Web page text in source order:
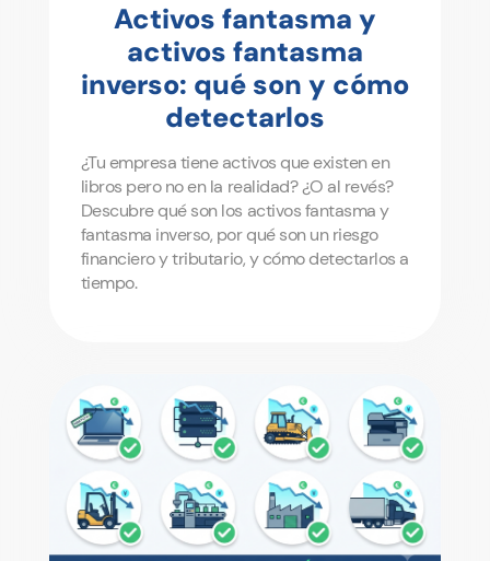
Activos fantasma y
activos fantasma
inverso: qué son y cómo
detectarlos
¿Tu empresa tiene activos que existen en
libros pero no en la realidad? ¿O al revés?
Descubre qué son los activos fantasma y
fantasma inverso, por qué son un riesgo
financiero y tributario, y cómo detectarlos a
tiempo.